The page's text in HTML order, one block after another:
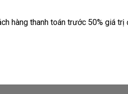
hàng thanh toán trước 50% giá trị